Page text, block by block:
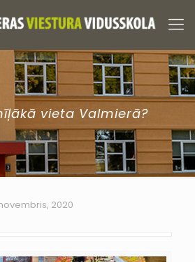
vieta Valmierā?
2020